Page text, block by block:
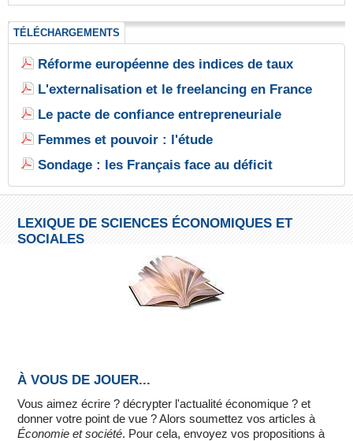
TÉLÉCHARGEMENTS
Réforme européenne des indices de taux
L'externalisation et le freelancing en France
Le pacte de confiance entrepreneuriale
Femmes et pouvoir : l'étude
Sondage : les Français face au déficit
LEXIQUE DE SCIENCES ÉCONOMIQUES ET
SOCIALES
À VOUS DE JOUER...
Vous aimez écrire ? décrypter l'actualité économique ? et
donner votre point de vue ? Alors soumettez vos articles à
Économie et société. Pour cela, envoyez vos propositions à